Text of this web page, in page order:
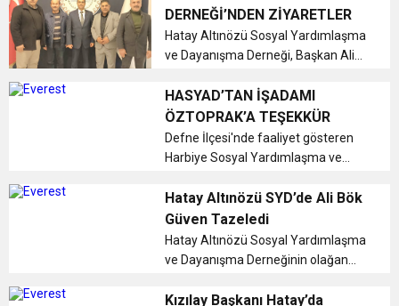
ve Onur Nişanesidir
CUMHURİYET BAYRAMI MESAJI
17:36 KURUMLAR VERGİSİ ERTELENDİ
1:00 İTSO İŞ-KUR SGK TOPLANTI
CEYLANDERE’DE BAŞKAN EMRAH
KARAÇAY’A SEVGİ SELİ
18:22 BAŞKAN SAMİ ÜSTÜN’DEN
GÖNÜLLERE DOKUNAN ZİYARET
sözleşmesi görüşmelerinde
anlaşma sağlanamadı. Türk-İş ile
hükümet arasında i...
DERNEĞİ’NDEN ZİYARETLER
Hatay Altınözü Sosyal Yardımlaşma
ve Dayanışma Derneği, Başkan Ali
toplantısını gerçekleştirdi....
HASYAD’TAN İŞADAMI
ÖZTOPRAK’A TEŞEKKÜR
Defne İlçesi'nde faaliyet gösteren
Harbiye Sosyal Yardımlaşma ve
tarafından düzenlenen Arapça
Kur'an-ı Kerim Kursları ve ardından
Okuma Yarışması etkinliğine
sponsor olarak ...
Hatay Altınözü SYD’de Ali Bök
Güven Tazeledi
Hatay Altınözü Sosyal Yardımlaşma
ve Dayanışma Derneğinin olağan
başkan Ali Bök yeniden başkanlığa
Kızılay Başkanı Hatay’da